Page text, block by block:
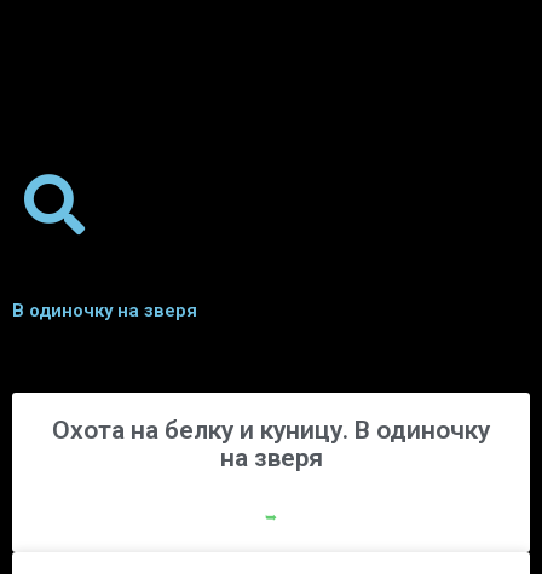
В одиночку на зверя
Охота на белку и куницу. В одиночку
на зверя
➥